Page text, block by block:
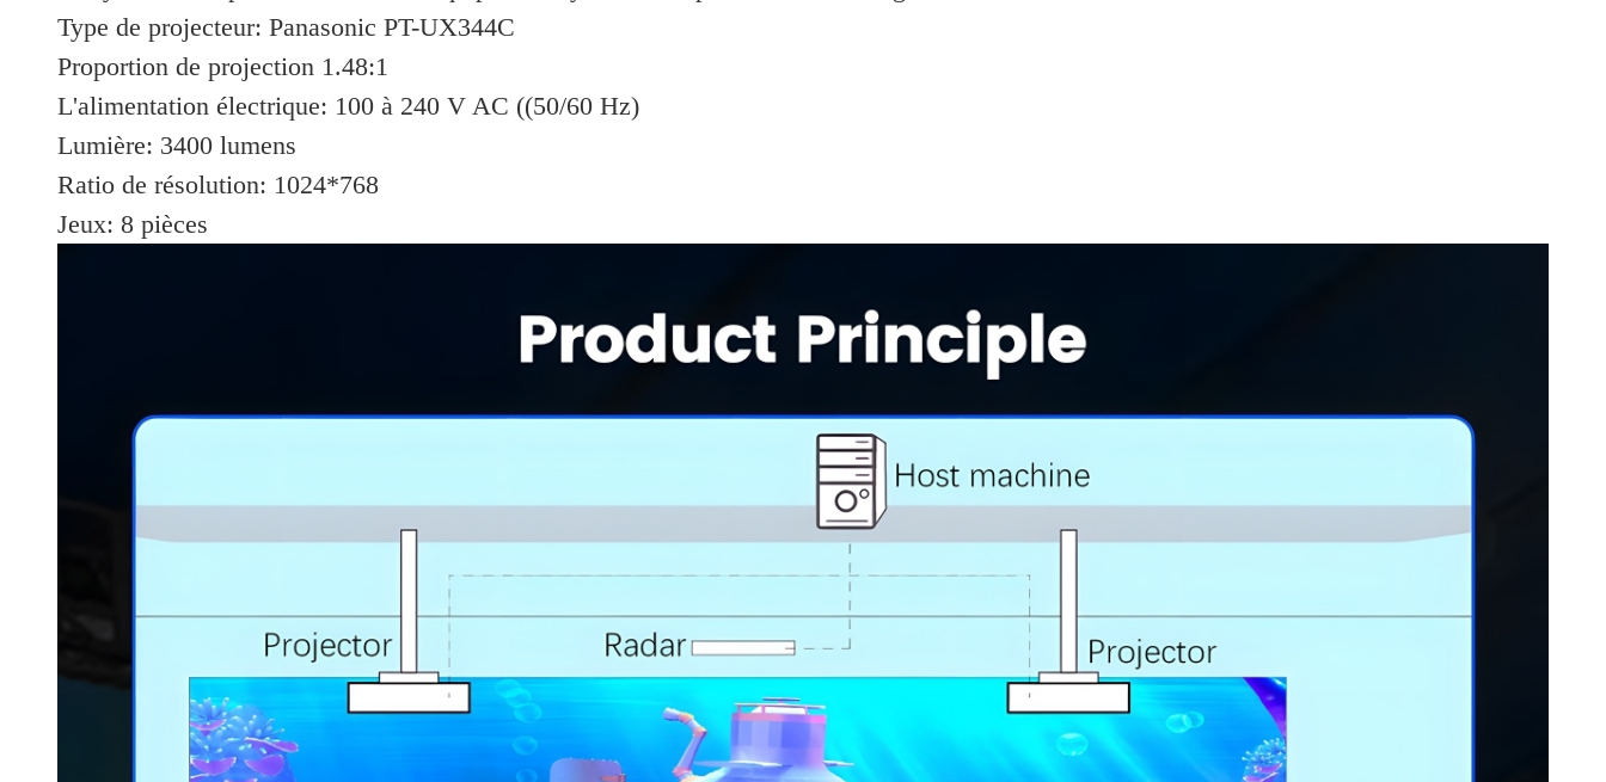
Type de projecteur: Panasonic PT-UX344C
Proportion de projection 1.48:1
L'alimentation électrique: 100 à 240 V AC ((50/60 Hz)
Lumière: 3400 lumens
Ratio de résolution: 1024*768
Jeux: 8 pièces